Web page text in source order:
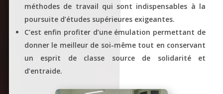
méthodes de travail qui sont indispensables à la
poursuite d’études supérieures exigeantes.
C’est enfin profiter d’une émulation permettant de
donner le meilleur de soi-même tout en conservant
un esprit de classe source de solidarité et
d’entraide.